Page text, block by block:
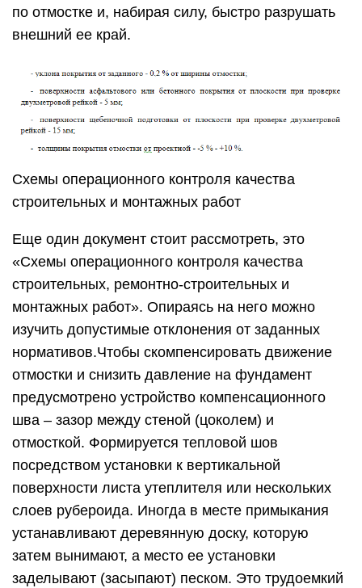
по отмостке и, набирая силу, быстро разрушать
внешний ее край.
Схемы операционного контроля качества
строительных и монтажных работ
Еще один документ стоит рассмотреть, это
«Схемы операционного контроля качества
строительных, ремонтно-строительных и
монтажных работ». Опираясь на него можно
изучить допустимые отклонения от заданных
нормативов.Чтобы скомпенсировать движение
отмостки и снизить давление на фундамент
предусмотрено устройство компенсационного
шва – зазор между стеной (цоколем) и
отмосткой. Формируется тепловой шов
посредством установки к вертикальной
поверхности листа утеплителя или нескольких
слоев рубероида. Иногда в месте примыкания
устанавливают деревянную доску, которую
затем вынимают, а место ее установки
заделывают (засыпают) песком. Это трудоемкий